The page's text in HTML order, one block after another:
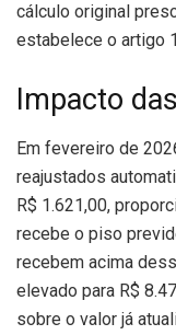
cálculo original
estabelece o artigo
Impacto
Em fevereiro de
reajustados
R$ 1.621,00,
recebe o piso
recebem acima
elevado para R$
sobre o valor já